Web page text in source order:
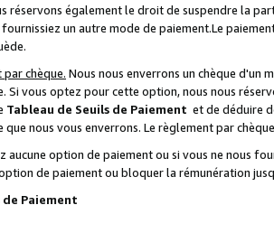
réservons également le droit de suspendre la
un autre mode de paiement.Le
chèque. Nous nous enverrons un chèque d'un
Si vous optez pour cette option, nous nous
Tableau de Seuils de Paiement et de déduire
que nous vous enverrons. Le règlement par
aucune option de paiement ou si vous ne nous
de paiement ou bloquer la rémunération
de Paiement